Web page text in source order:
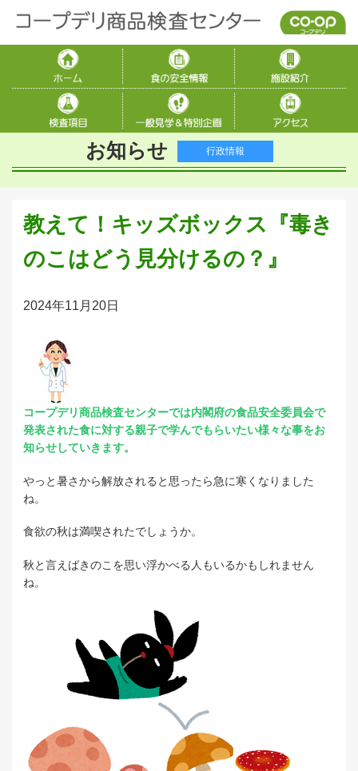
お知らせ 行政情報
教えて！キッズボックス『毒き
のこはどう見分けるの？』
2024年11月20日
コープデリ商品検査センターでは内閣府の食品安全委員会で
発表された食に対する親子で学んでもらいたい様々な事をお
知らせしていきます。
やっと暑さから解放されると思ったら急に寒くなりました
ね。
食欲の秋は満喫されたでしょうか。
秋と言えばきのこを思い浮かべる人もいるかもしれません
ね。